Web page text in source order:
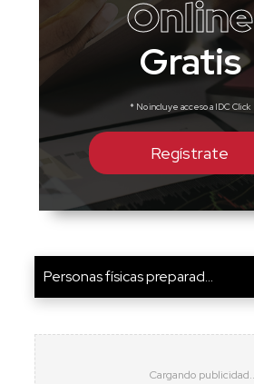
Online
Gratis
* No incluye acceso a IDC Click
Regístrate
Personas físicas preparad...